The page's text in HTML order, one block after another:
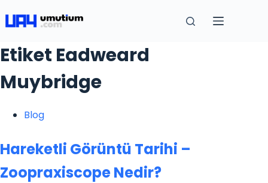
Etiket Eadweard
Muybridge
Blog
Hareketli Görüntü Tarihi –
Zoopraxiscope Nedir?